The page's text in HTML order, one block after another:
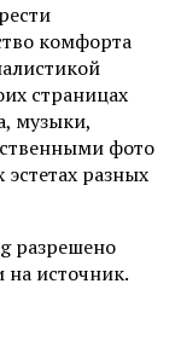
комфорта
страницах
музыки,
фото
разных
разрешено
источник.